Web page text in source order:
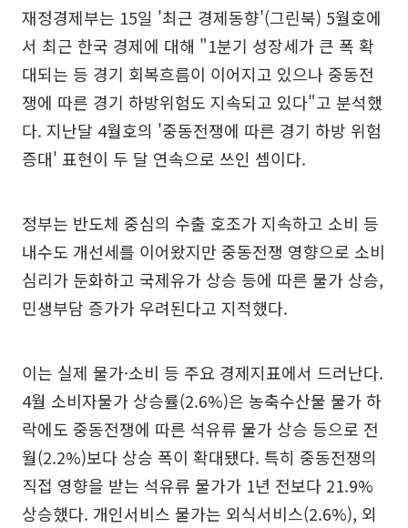
재정경제부는 15일 '최근 경제동향'(그린북) 5월호에
서 최근 한국 경제에 대해 "1분기 성장세가 큰 폭 확
대되는 등 경기 회복흐름이 이어지고 있으나 중동전
쟁에 따른 경기 하방위험도 지속되고 있다"고 분석했
다. 지난달 4월호의 '중동전쟁에 따른 경기 하방 위험
증대' 표현이 두 달 연속으로 쓰인 셈이다.
정부는 반도체 중심의 수출 호조가 지속하고 소비 등
내수도 개선세를 이어왔지만 중동전쟁 영향으로 소비
심리가 둔화하고 국제유가 상승 등에 따른 물가 상승,
민생부담 증가가 우려된다고 지적했다.
이는 실제 물가·소비 등 주요 경제지표에서 드러난다.
4월 소비자물가 상승률(2.6%)은 농축수산물 물가 하
락에도 중동전쟁에 따른 석유류 물가 상승 등으로 전
월(2.2%)보다 상승 폭이 확대됐다. 특히 중동전쟁의
직접 영향을 받는 석유류 물가가 1년 전보다 21.9%
상승했다. 개인서비스 물가는 외식서비스(2.6%), 외